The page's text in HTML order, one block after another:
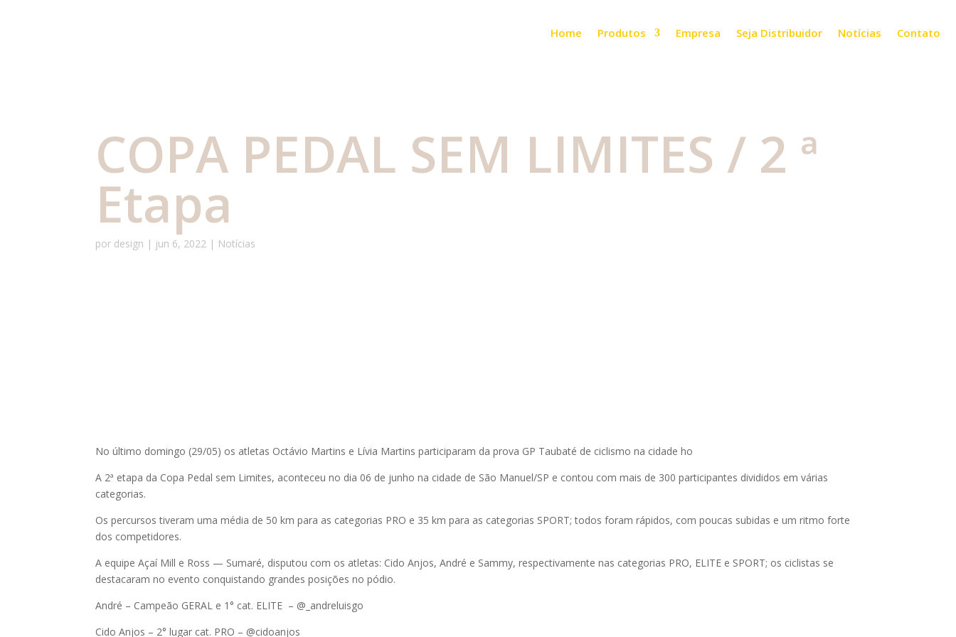
Home Produtos Empresa Seja Distribuidor Notícias Contato
COPA PEDAL SEM LIMITES / 2 ª
Etapa
por design | jun 6, 2022 | Notícias
No último domingo (29/05) os atletas Octávio Martins e Lívia Martins participaram da prova GP Taubaté de ciclismo na cidade ho
A 2ª etapa da Copa Pedal sem Limites, aconteceu no dia 06 de junho na cidade de São Manuel/SP e contou com mais de 300 participantes divididos em várias
categorias.
Os percursos tiveram uma média de 50 km para as categorias PRO e 35 km para as categorias SPORT; todos foram rápidos, com poucas subidas e um ritmo forte
dos competidores.
A equipe Açaí Mill e Ross — Sumaré, disputou com os atletas: Cido Anjos, André e Sammy, respectivamente nas categorias PRO, ELITE e SPORT; os ciclistas se
destacaram no evento conquistando grandes posições no pódio.
André – Campeão GERAL e 1° cat. ELITE – @_andreluisgo
Cido Anjos – 2° lugar cat. PRO – @cidoanjos